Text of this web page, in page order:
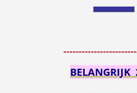
BELANGRIJK